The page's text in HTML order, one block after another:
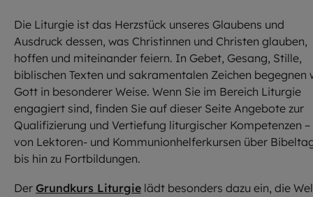
Die Liturgie ist das Herzstück unseres Glaubens und
Ausdruck dessen, was Christinnen und Christen glauben,
hoffen und miteinander feiern. In Gebet, Gesang, Stille,
biblischen Texten und sakramentalen Zeichen begegnen
Gott in besonderer Weise. Wenn Sie im Bereich Liturgie
engagiert sind, finden Sie auf dieser Seite Angebote zur
Qualifizierung und Vertiefung liturgischer Kompetenzen –
von Lektoren- und Kommunionhelferkursen über
bis hin zu Fortbildungen.
Der Grundkurs Liturgie lädt besonders dazu ein, die